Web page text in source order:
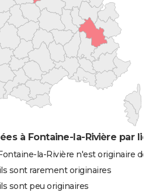
à Fontaine-la-Rivière par
la-Rivière n'est originaire
sont rarement originaires
sont peu originaires